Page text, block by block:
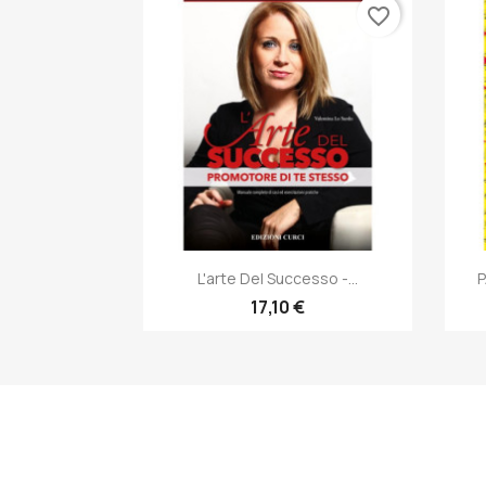
Anteprima
L'arte Del Successo -...
17,10 €
favorite_border